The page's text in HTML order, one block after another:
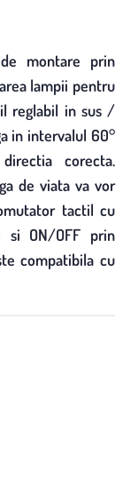
montare prin
lampii pentru
reglabil in sus /
in intervalul 60°
corecta.
de viata va vor
tactil cu
ON/OFF prin
compatibila cu